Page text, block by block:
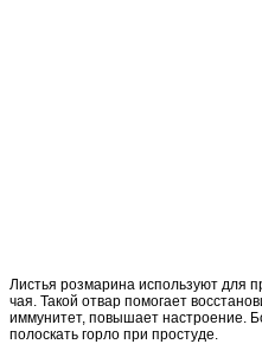
Листья розмарина используют для
чая. Такой отвар помогает
иммунитет, повышает настроение.
полоскать горло при простуде.